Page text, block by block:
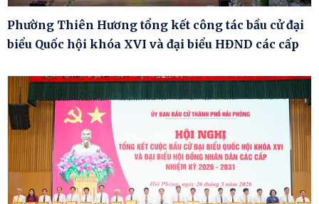
Phường Thiên Hương tổng kết công tác bầu cử đại
biểu Quốc hội khóa XVI và đại biểu HĐND các cấp